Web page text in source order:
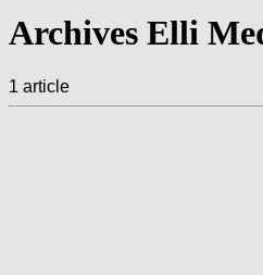
Archives Elli
1 article